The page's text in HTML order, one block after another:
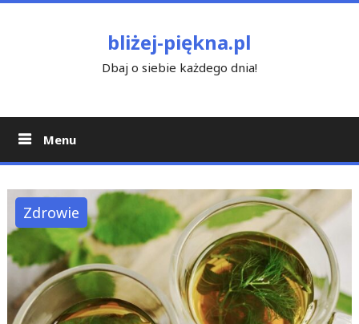
bliżej-piękna.pl
Dbaj o siebie każdego dnia!
Menu
Zdrowie